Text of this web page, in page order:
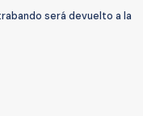
será devuelto a la